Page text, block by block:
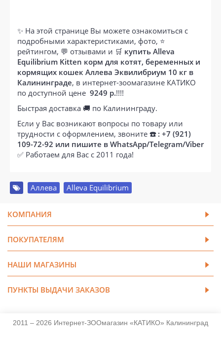
✨ На этой странице Вы можете ознакомиться с
подробными характеристиками, фото, ⭐
рейтингом, 💬 отзывами и 🛒 купить Alleva
Equilibrium Kitten корм для котят, беременных и
кормящих кошек Аллева Эквилибриум 10 кг в
Калининграде, в интернет-зоомагазине КАТИКО
по доступной цене 9249 р.!!!!
Быстрая доставка 🚚 по Калининграду.
Если у Вас возникают вопросы по товару или
трудности с оформлением, звоните ☎️ : +7 (921)
109-72-92 или пишите в WhatsApp/Telegram/Viber
✅ Работаем для Вас с 2011 года!
Аллева Alleva Equilibrium
КОМПАНИЯ
ПОКУПАТЕЛЯМ
НАШИ МАГАЗИНЫ
ПУНКТЫ ВЫДАЧИ ЗАКАЗОВ
2011 – 2026 Интернет-ЗООмагазин «КАТИКО» Калининград